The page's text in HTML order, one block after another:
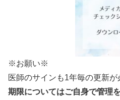
※お願い※
医師のサインも1年毎の更新が
期限についてはご自身で管理